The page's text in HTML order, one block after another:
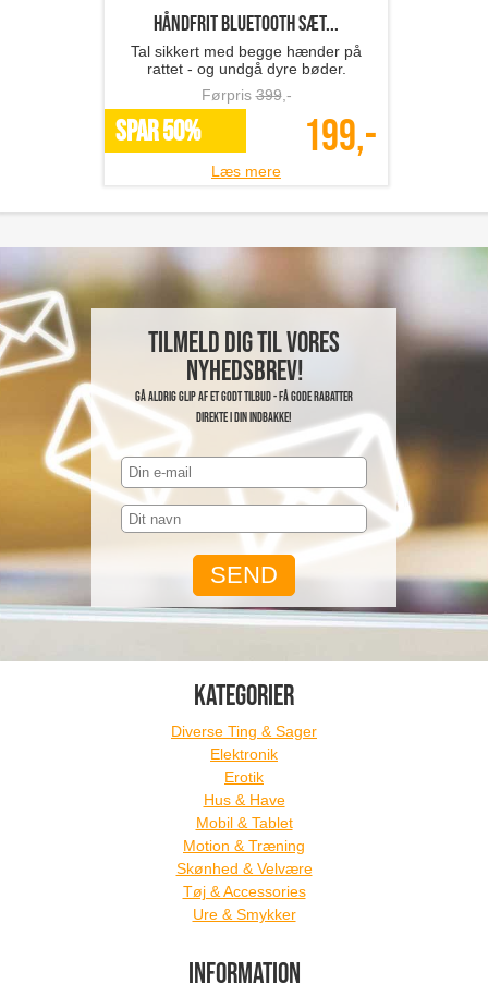
Håndfrit Bluetooth sæt...
Tal sikkert med begge hænder på
rattet - og undgå dyre bøder.
Førpris399,-
SPAR 50% 199,-
Læs mere
Tilmeld dig til vores
nyhedsbrev!
Gå aldrig glip af et godt tilbud - få gode rabatter
direkte i din indbakke!
KATEGORIER
Diverse Ting & Sager
Elektronik
Erotik
Hus & Have
Mobil & Tablet
Motion & Træning
Skønhed & Velvære
Tøj & Accessories
Ure & Smykker
INFORMATION